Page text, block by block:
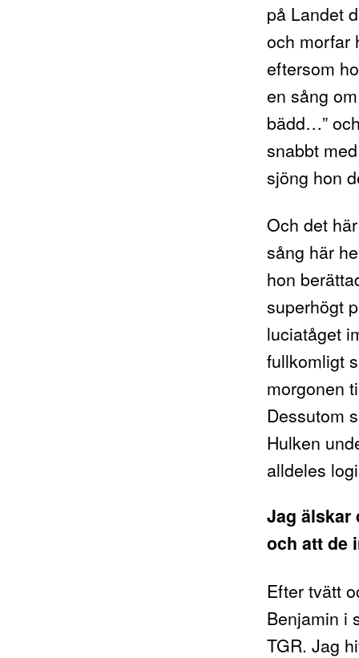
på Landet
och morfar
eftersom
en sång
bädd…”
snabbt
sjöng hon
Och det
sång här
hon
superhögt
luciatåget
fullkomligt
morgonen
Dessutom
Hulken
alldeles
Jag älskar
och att de
Efter tvätt
Benjamin i
TGR. Jag